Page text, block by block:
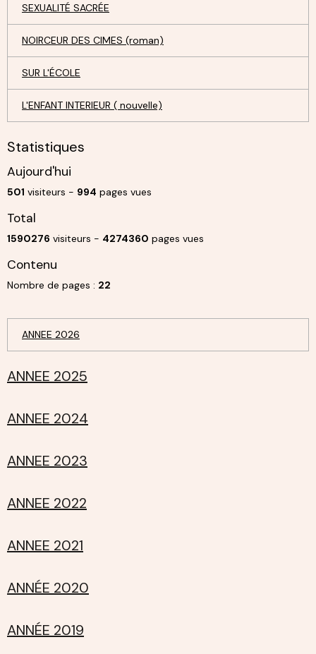
SEXUALITÉ SACRÉE
NOIRCEUR DES CIMES (roman)
SUR L'ÉCOLE
L'ENFANT INTERIEUR ( nouvelle)
Statistiques
Aujourd'hui
501 visiteurs - 994 pages vues
Total
1590276 visiteurs - 4274360 pages vues
Contenu
Nombre de pages : 22
ANNEE 2026
ANNEE 2025
ANNEE 2024
ANNEE 2023
ANNEE 2022
ANNEE 2021
ANNÉE 2020
ANNÉE 2019